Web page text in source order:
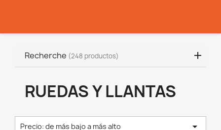
Recherche (248 productos)
RUEDAS Y LLANTAS
Precio: de más bajo a más alto 